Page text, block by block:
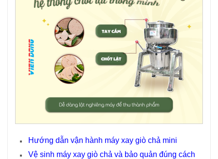
Hướng dẫn vận hành máy xay giò chả mini
Vệ sinh máy xay giò chả và bảo quản đúng cách